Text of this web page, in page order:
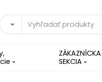
ZÁKAZNÍCKA
SEKCIA